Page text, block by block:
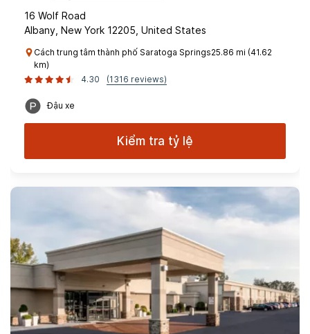
16 Wolf Road
Albany, New York 12205, United States
Cách trung tâm thành phố Saratoga Springs25.86 mi (41.62
km)
4.30
(1316 reviews)
Đậu xe
Kiểm tra tỷ lệ